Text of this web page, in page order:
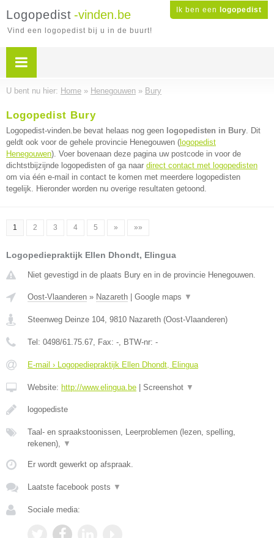
Ik ben een logopedist
Logopedist -vinden.be
Vind een logopedist bij u in de buurt!
U bent nu hier: Home » Henegouwen » Bury
Logopedist Bury
Logopedist-vinden.be bevat helaas nog geen logopedisten in Bury. Dit
geldt ook voor de gehele provincie Henegouwen ( logopedist
Henegouwen). Voer bovenaan deze pagina uw postcode in voor de
dichtstbijzijnde logopedisten of ga naar direct contact met logopedisten
om via één e-mail in contact te komen met meerdere logopedisten
tegelijk. Hieronder worden nu overige resultaten getoond.
1 2 3 4 5 » »»
Logopediepraktijk Ellen Dhondt, Elingua
Niet gevestigd in de plaats Bury en in de provincie Henegouwen.
Oost-Vlaanderen » Nazareth Google maps ▼
Steenweg Deinze 104, 9810 Nazareth (Oost-Vlaanderen)
Tel: 0498/61.75.67, Fax: -, BTW-nr: -
E-mail › Logopediepraktijk Ellen Dhondt, Elingua
Website: http://www.elingua.be Screenshot ▼
logopediste
Taal- en spraakstoonissen, Leerproblemen (lezen, spelling,
rekenen), ▼
Er wordt gewerkt op afspraak.
Laatste facebook posts ▼
Sociale media: